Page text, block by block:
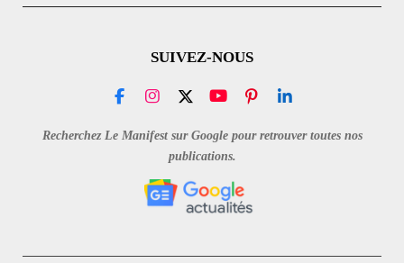
SUIVEZ-NOUS
F
c
I
s
t
r
a
X
Y
u
T
u
e
P
n
s
t
L
n
Recherchez Le Manifest sur Google pour retrouver toutes nos
publications.